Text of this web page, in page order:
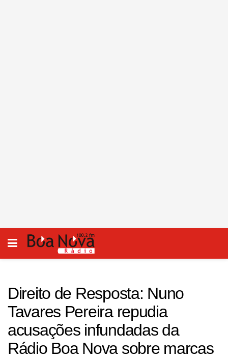
Direito de Resposta: Nuno
Tavares Pereira repudia
acusações infundadas da
Rádio Boa Nova sobre marcas